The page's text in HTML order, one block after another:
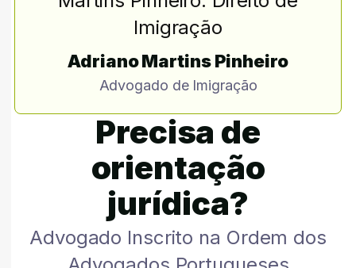
Adriano Martins Pinheiro
Advogado de Imigração
Precisa de
orientação
jurídica?
Advogado Inscrito na Ordem dos